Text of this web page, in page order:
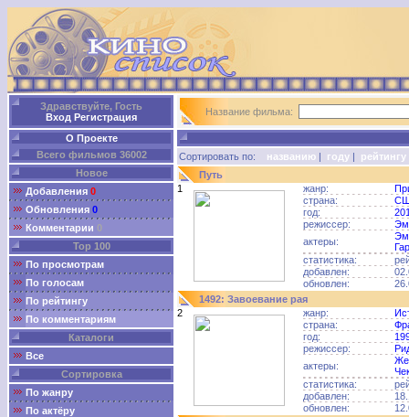
Здравствуйте, Гость
Вход Регистрация
О Проекте
Всего фильмов 36002
Новое
Добавления 0
Обновления 0
Комментарии 0
Top 100
По просмотрам
По голосам
По рейтингу
По комментариям
Каталоги
Все
Сортировка
По жанру
По актёру
Название фильма:
Сортировать по: названию | году | рейтингу
Путь
1
жанр:
страна:
год:
режиссер:
актеры:
статистика:
добавлен:
обновлен:
1492: Завоевание рая
2
жанр:
страна:
год:
режиссер:
актеры:
статистика:
добавлен:
обновлен: